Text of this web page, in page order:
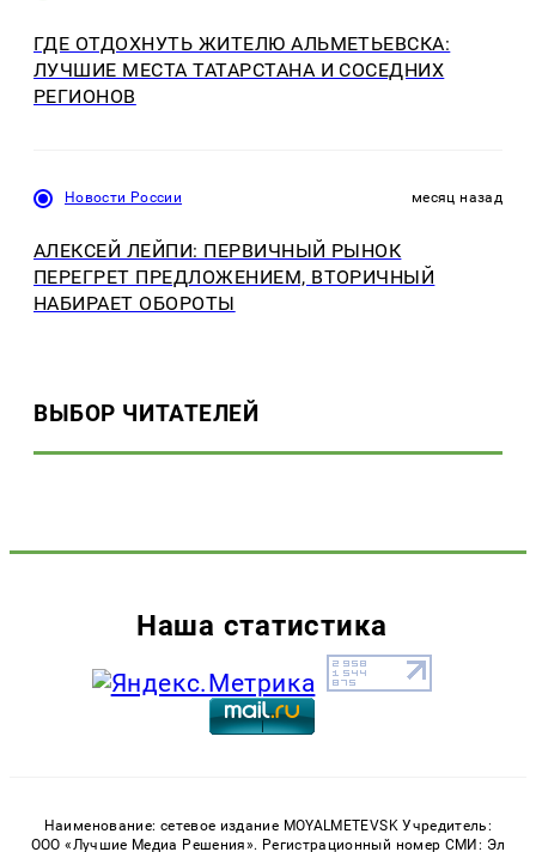
ГДЕ ОТДОХНУТЬ ЖИТЕЛЮ АЛЬМЕТЬЕВСКА:
ЛУЧШИЕ МЕСТА ТАТАРСТАНА И СОСЕДНИХ
РЕГИОНОВ
Новости России месяц назад
АЛЕКСЕЙ ЛЕЙПИ: ПЕРВИЧНЫЙ РЫНОК
ПЕРЕГРЕТ ПРЕДЛОЖЕНИЕМ, ВТОРИЧНЫЙ
НАБИРАЕТ ОБОРОТЫ
ВЫБОР ЧИТАТЕЛЕЙ
Наша статистика
Наименование: сетевое издание MOYALMETEVSK Учредитель:
ООО «Лучшие Медиа Решения». Регистрационный номер СМИ: Эл